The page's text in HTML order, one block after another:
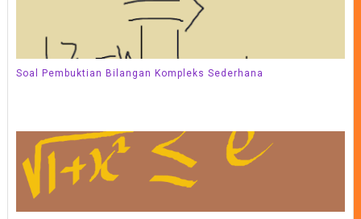
Soal Pembuktian Bilangan Kompleks Sederhana